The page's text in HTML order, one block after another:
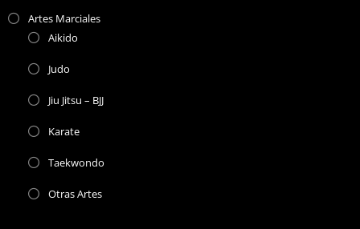
Artes Marciales
Aikido
Judo
Jiu Jitsu – BJJ
Karate
Taekwondo
Otras Artes